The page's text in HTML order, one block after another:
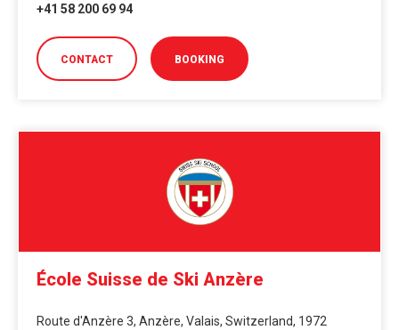
+41 58 200 69 94
CONTACT BOOKING
École Suisse de Ski Anzère
Route d'Anzère 3, Anzère, Valais, Switzerland, 1972